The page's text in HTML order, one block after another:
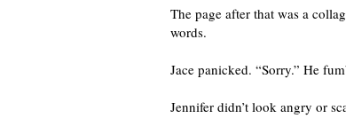
The page after that was a
words.
Jace panicked. “Sorry.” He
Jennifer didn’t look angry or